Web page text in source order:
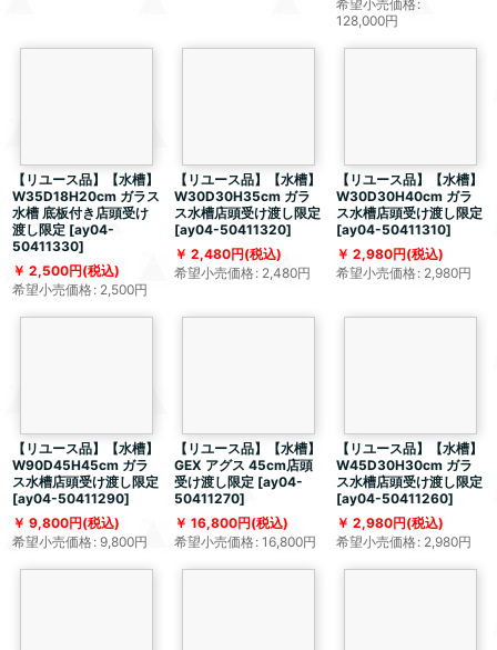
希望小売価格 :
128,000円
【リユース品】【水槽】
W35D18H20cm ガラス
水槽 底板付き店頭受け
渡し限定 [ay04-
50411330]
2,500円(税込)
希望小売価格: 2,500円
【リユース品】【水槽】
W30D30H35cm ガラ
ス水槽店頭受け渡し限定
[ay04-50411320]
2,480円(税込)
希望小売価格: 2,480円
【リユース品】【水槽】
W30D30H40cm ガラ
ス水槽店頭受け渡し限定
[ay04-50411310]
2,980円(税込)
希望小売価格: 2,980円
【リユース品】【水槽】
W90D45H45cm ガラ
ス水槽店頭受け渡し限定
[ay04-50411290]
9,800円(税込)
希望小売価格: 9,800円
【リユース品】【水槽】
GEX アグス 45cm店頭
受け渡し限定 [ay04-
50411270]
16,800円(税込)
希望小売価格: 16,800円
【リユース品】【水槽】
W45D30H30cm ガラ
ス水槽店頭受け渡し限定
[ay04-50411260]
2,980円(税込)
希望小売価格: 2,980円